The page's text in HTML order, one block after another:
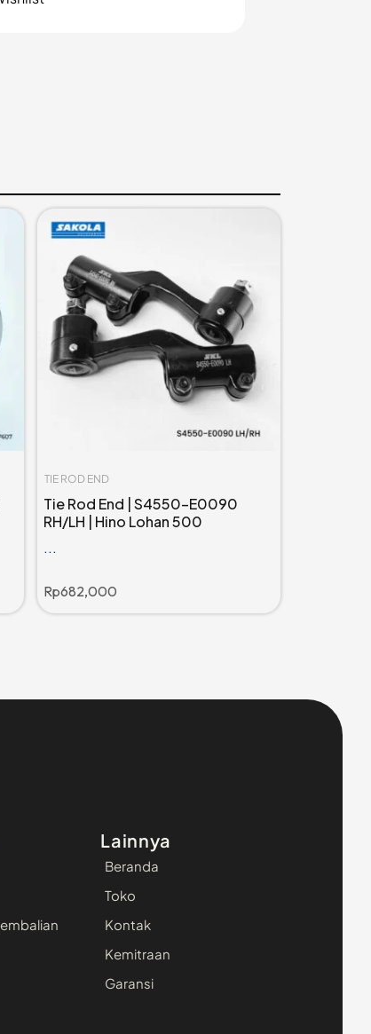
TIE ROD END
Tie Rod End | S4550-E0090
RH/LH | Hino Lohan 500
...
Rp682,000
Lainnya
Beranda
Toko
Kontak
Kemitraan
Garansi